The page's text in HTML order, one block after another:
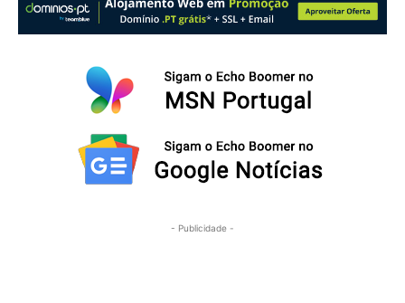
- Publicidade -